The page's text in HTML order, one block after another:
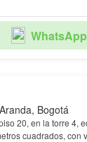
WhatsApp
Bogotá
20, en la torre 4,
carrera 68: 39 metros